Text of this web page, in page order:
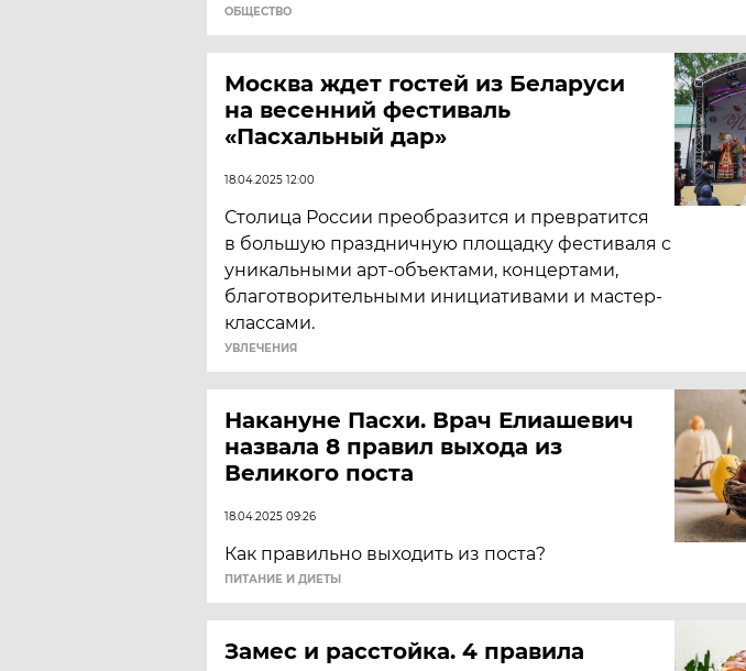
ОБЩЕСТВО
Москва ждет гостей из Беларуси
на весенний фестиваль
«Пасхальный дар»
18.04.2025 12:00
Столица России преобразится и превратится
в большую праздничную площадку фестиваля с
уникальными арт-объектами, концертами,
благотворительными инициативами и мастер-
классами.
УВЛЕЧЕНИЯ
Накануне Пасхи. Врач Елиашевич
назвала 8 правил выхода из
Великого поста
18.04.2025 09:26
Как правильно выходить из поста?
ПИТАНИЕ И ДИЕТЫ
Замес и расстойка. 4 правила